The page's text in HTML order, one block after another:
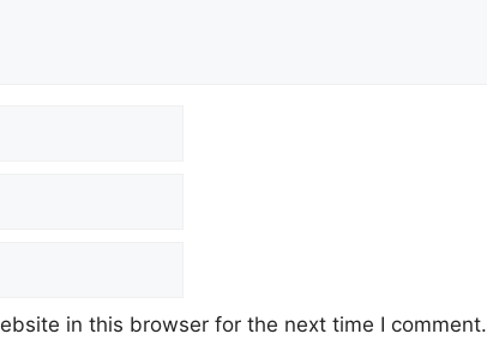
in this browser for the next time I comment.